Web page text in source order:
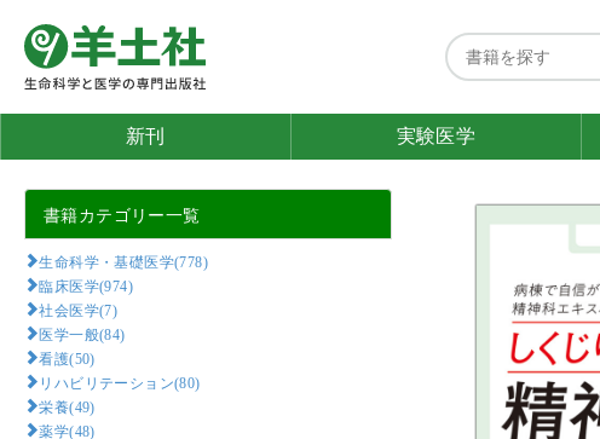
新刊 実験医学
書籍カテゴリー一覧
生命科学・基礎医学(778)
臨床医学(974)
社会医学(7)
医学一般(84)
看護(50)
リハビリテーション(80)
栄養(49)
薬学(48)